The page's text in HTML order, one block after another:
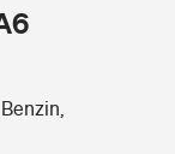
Alter?